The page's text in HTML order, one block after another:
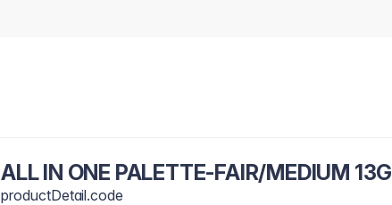
ALL IN ONE PALETTE-FAIR/MEDIUM 13G
productDetail.code